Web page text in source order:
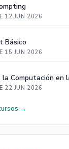
12 JUN 2026
Básico
15 JUN 2026
Computación en
22 JUN 2026
→